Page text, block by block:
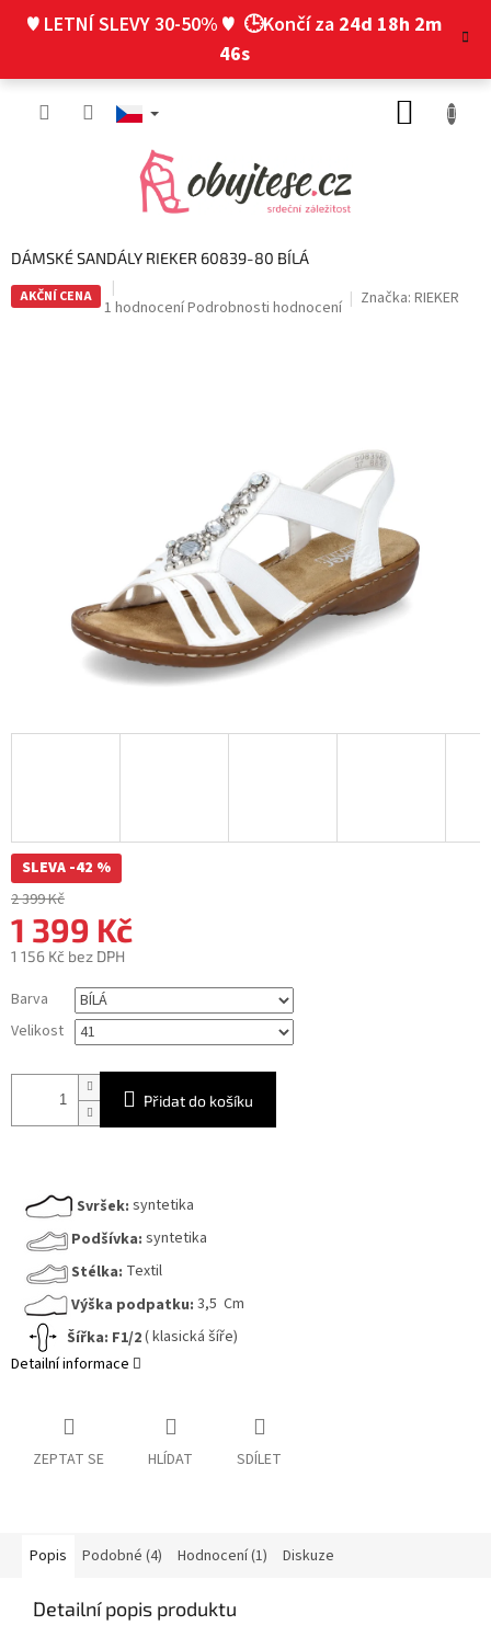
♥ LETNÍ SLEVY 30-50% ♥ 🕒Končí za 24d 18h 2m
45s
DÁMSKÉ SANDÁLY RIEKER 60839-80 BÍLÁ
AKČNÍ CENA
Průměrné
1 hodnoceníPodrobnosti hodnocení Značka: RIEKER
SLEVA -42 %
2 399 Kč
1 399 Kč
1 156 Kč bez DPH
cena:
Barva
Velikost
Přidat do košíku
Svršek: syntetika
Podšívka: syntetika
Stélka: Textil
Výška podpatku: 3,5 Cm
Šířka: F1/2( klasická šíře)
Detailní informace
ZEPTAT SE HLÍDAT SDÍLET
Popis Podobné (4) Hodnocení (1) Diskuze
Detailní popis produktu